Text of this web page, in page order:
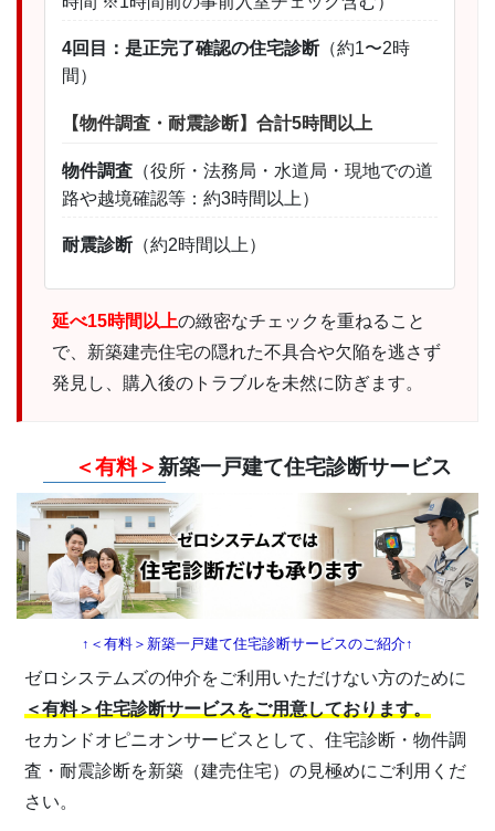
4回目：是正完了確認の住宅診断（約1〜2時
間）
【物件調査・耐震診断】合計5時間以上
物件調査 （役所・法務局・水道局・現地での道
路や越境確認等：約3時間以上）
耐震診断（約2時間以上）
延べ15時間以上の緻密なチェックを重ねること
で、新築建売住宅の隠れた不具合や欠陥を逃さず
発見し、購入後のトラブルを未然に防ぎます。
＜有料＞ 新築一戸建て住宅診断サービス
↑＜有料＞新築一戸建て住宅診断サービスのご紹介↑
ゼロシステムズの仲介をご利用いただけない方のために
＜有料＞住宅診断サービスをご用意しております。
セカンドオピニオンサービスとして、住宅診断・物件調
査・耐震診断を新築（建売住宅）の見極めにご利用くだ
さい。